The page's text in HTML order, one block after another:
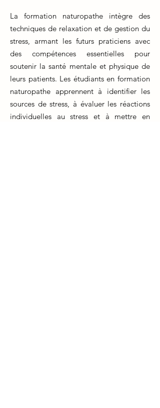
La formation naturopathe intègre des
techniques de relaxation et de gestion du
stress, armant les futurs praticiens avec
des compétences essentielles pour
soutenir la santé mentale et physique de
leurs patients. Les étudiants en formation
naturopathe apprennent à identifier les
sources de stress, à évaluer les réactions
individuelles au stress et à mettre en